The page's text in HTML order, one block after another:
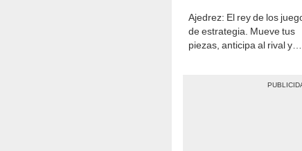
Ajedrez: El rey de los
de estrategia. Mueve tus
piezas, anticipa al rival y